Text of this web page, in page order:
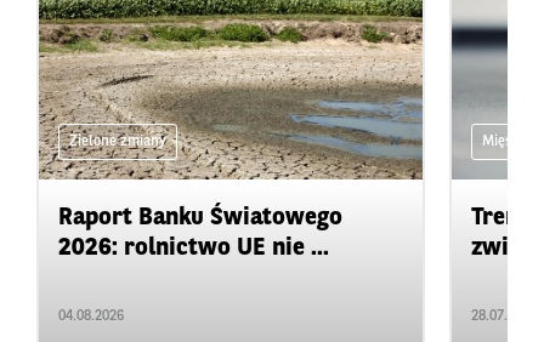
Zielone zmiany
Raport Banku Światowego
2026: rolnictwo UE nie ...
04.08.2026
Mięso
28.07.2026